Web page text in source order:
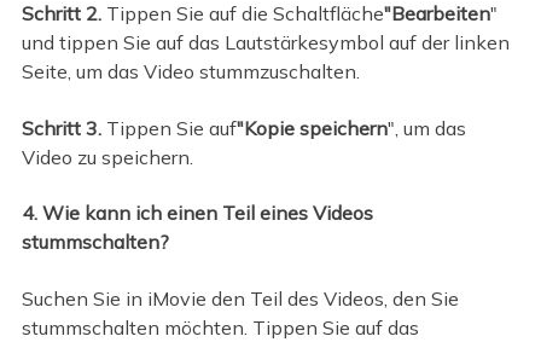
Schritt 2.Tippen Sie auf die Schaltfläche"Bearbeiten"
und tippen Sie auf das Lautstärkesymbol auf der linken
Seite, um das Video stummzuschalten.
Schritt 3.Tippen Sie auf"Kopie speichern", um das
Video zu speichern.
4. Wie kann ich einen Teil eines Videos
stummschalten?
Suchen Sie in iMovie den Teil des Videos, den Sie
stummschalten möchten. Tippen Sie auf das